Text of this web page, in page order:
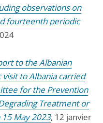
observations on
fourteenth periodic
to the Albanian
to Albania carried
for the Prevention
Treatment or
May 2023, 12 janvier